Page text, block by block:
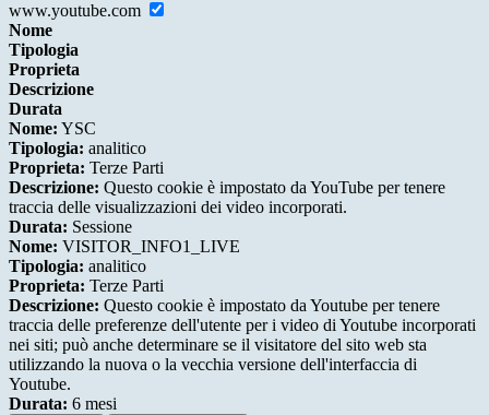
www.youtube.com
Nome
Tipologia
Proprieta
Descrizione
Durata
Nome: YSC
Tipologia: analitico
Proprieta: Terze Parti
Descrizione: Questo cookie è impostato da YouTube per tenere
traccia delle visualizzazioni dei video incorporati.
Durata: Sessione
Nome: VISITOR_INFO1_LIVE
Tipologia: analitico
Proprieta: Terze Parti
Descrizione: Questo cookie è impostato da Youtube per tenere
traccia delle preferenze dell'utente per i video di Youtube incorporati
nei siti; può anche determinare se il visitatore del sito web sta
utilizzando la nuova o la vecchia versione dell'interfaccia di
Youtube.
Durata: 6 mesi